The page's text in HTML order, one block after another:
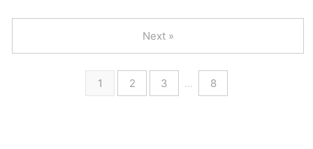
1 2 3 … 8
Next »